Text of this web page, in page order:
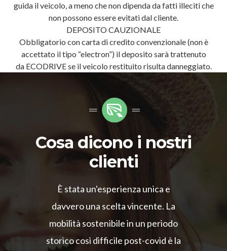
guida il veicolo, a meno che non dipenda da fatti illeciti che
non possono essere evitati dal cliente.
DEPOSITO CAUZIONALE
Obbligatorio con carta di credito convenzionale (non è
accettato il tipo “electron”) il deposito sarà trattenuto
da ECODRIVE se il veicolo restituito risulta danneggiato.
Cosa dicono i nostri
clienti
È stata un'esperienza unica e
davvero una scelta vincente. La
mobilità sostenibile in un periodo
storico così difficile post-covid è la